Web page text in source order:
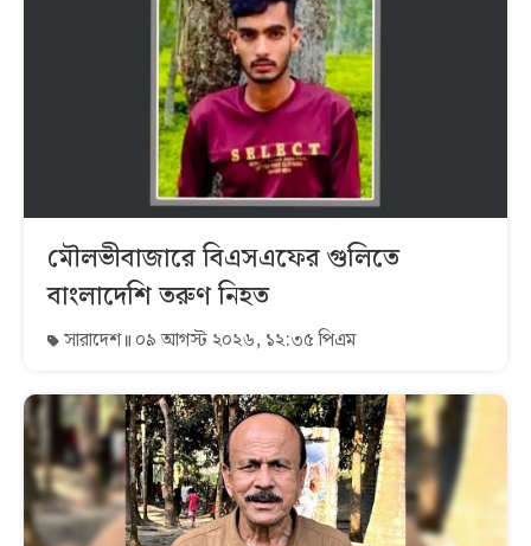
মৌলভীবাজারে বিএসএফের গুলিতে
বাংলাদেশি তরুণ নিহত
সারাদেশ ০৯ আগস্ট ২০২৬, ১২:৩৫ পিএম